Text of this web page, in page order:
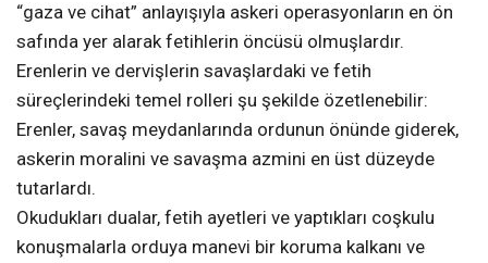
“gaza ve cihat” anlayışıyla askeri operasyonların en ön
safında yer alarak fetihlerin öncüsü olmuşlardır.
Erenlerin ve dervişlerin savaşlardaki ve fetih
süreçlerindeki temel rolleri şu şekilde özetlenebilir:
Erenler, savaş meydanlarında ordunun önünde giderek,
askerin moralini ve savaşma azmini en üst düzeyde
tutarlardı.
Okudukları dualar, fetih ayetleri ve yaptıkları coşkulu
konuşmalarla orduya manevi bir koruma kalkanı ve